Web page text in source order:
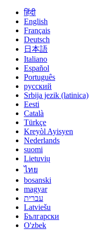
हिंदी
English
Français
Deutsch
日本語
Italiano
Español
Português
русский
Srbija jezik (latinica)
Eesti
Català
Türkçe
Kreyòl Ayisyen
Nederlands
suomi
Lietuvių
ไทย
bosanski
magyar
עברית
Latviešu
Български
O'zbek